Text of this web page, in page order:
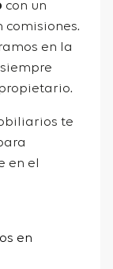
con un
comisiones.
en la
siempre
te
en el
en